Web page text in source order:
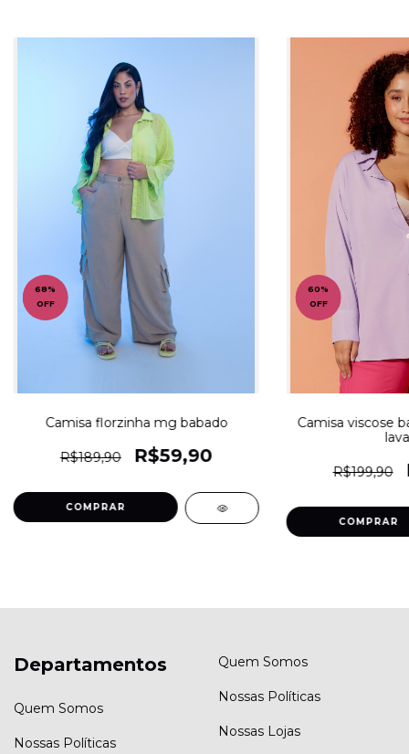
68%
OFF
Camisa florzinha mg babado
R$189,90 R$59,90
COMPRAR
60%
OFF
Camisa viscose
R$199,90
COMPRAR
Departamentos
Quem Somos
Nossas Políticas
Quem Somos
Nossas Políticas
Nossas Lojas